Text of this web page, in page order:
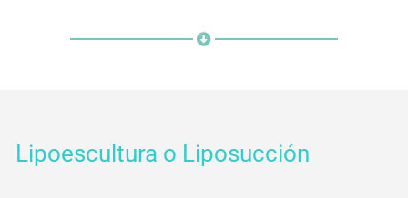
Lipoescultura o Liposucción